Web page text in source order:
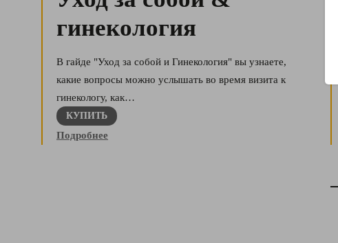
гинекология
В гайде "Уход за собой и Гинекология" вы узнаете,
какие вопросы можно услышать во время визита к
гинекологу, как…
КУПИТЬ
Подробнее